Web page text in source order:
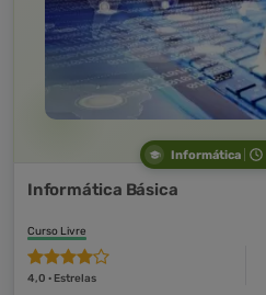
Informática
Informática Básica
Curso Livre
4,0 · Estrelas